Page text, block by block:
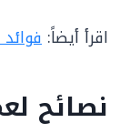
اقرأ أيضاً:
نصائح